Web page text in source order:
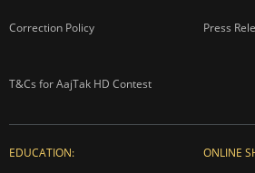
Correction Policy Press
T&Cs for AajTak HD Contest
EDUCATION: ONLINE